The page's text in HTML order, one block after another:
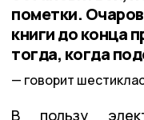
пометки.
книги до конца
тогда, когда
говорит
В пользу